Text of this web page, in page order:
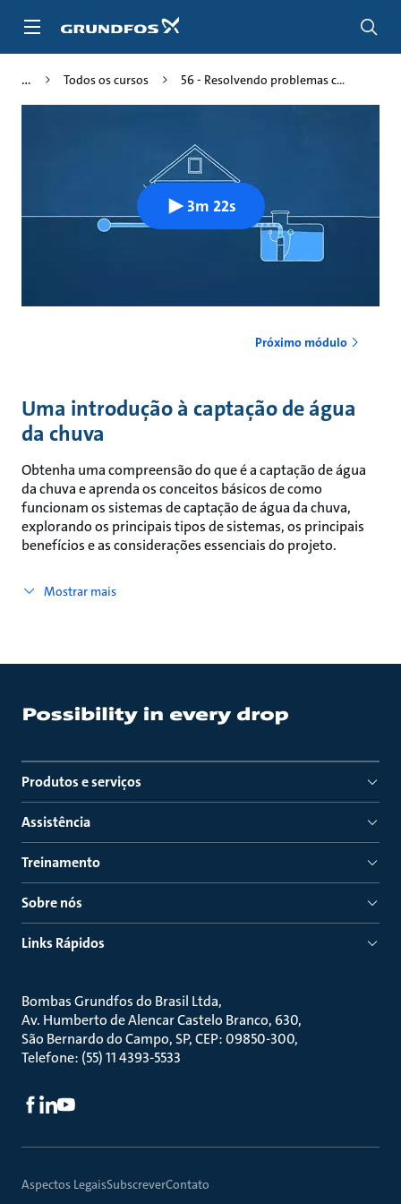
para
Todos os cursos 56 - Resolvendo problemas c...
3m 22s
Próximo módulo
Uma introdução à captação de água
da chuva
Obtenha uma compreensão do que é a captação de água
da chuva e aprenda os conceitos básicos de como
funcionam os sistemas de captação de água da chuva,
explorando os principais tipos de sistemas, os principais
benefícios e as considerações essenciais do projeto.
Mostrar mais
Produtos e serviços
Assistência
Treinamento
Sobre nós
Links Rápidos
Bombas Grundfos do Brasil Ltda
Av. Humberto de Alencar Castelo Branco, 630
São Bernardo do Campo, SP, CEP: 09850-300
Telefone: (55) 11 4393-5533
Aspectos LegaisSubscreverContato